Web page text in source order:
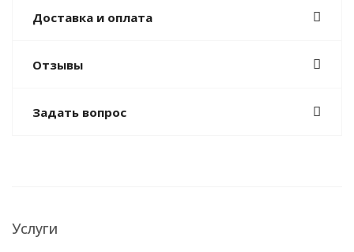
Доставка и оплата
Отзывы
Задать вопрос
Услуги